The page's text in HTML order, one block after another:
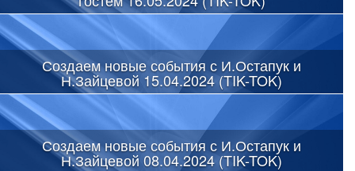
Создаем новые события с И.Остапук и
Н.Зайцевой 15.04.2024 (TIK-TOK)
Создаем новые события с И.Остапук и
Н.Зайцевой 08.04.2024 (TIK-TOK)